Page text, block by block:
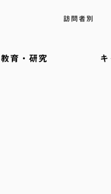
訪問者別
教育・研究